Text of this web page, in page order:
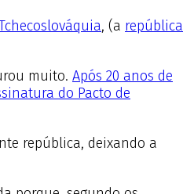
, (a república
muito. Após 20 anos de
do Pacto de
república, deixando a